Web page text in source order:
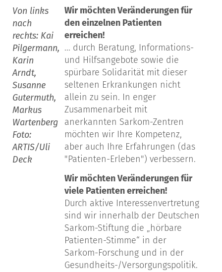
Von links
nach
rechts: Kai
Pilgermann,
Karin
Arndt,
Susanne
Gutermuth,
Markus
Wartenberg
Foto:
ARTIS/Uli
Deck
Wir möchten Veränderungen für
den einzelnen Patienten
erreichen!
... durch Beratung, Informations-
und Hilfsangebote sowie die
spürbare Solidarität mit dieser
seltenen Erkrankungen nicht
allein zu sein. In enger
Zusammenarbeit mit
anerkannten Sarkom-Zentren
möchten wir Ihre Kompetenz,
aber auch Ihre Erfahrungen (das
"Patienten-Erleben") verbessern.
Wir möchten Veränderungen für
viele Patienten erreichen!
Durch aktive Interessenvertretung
sind wir innerhalb der Deutschen
Sarkom-Stiftung die „hörbare
Patienten-Stimme“ in der
Sarkom-Forschung und in der
Gesundheits-/Versorgungspolitik.